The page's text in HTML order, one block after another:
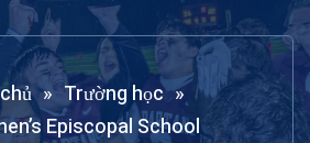
» Trường học »
Episcopal School